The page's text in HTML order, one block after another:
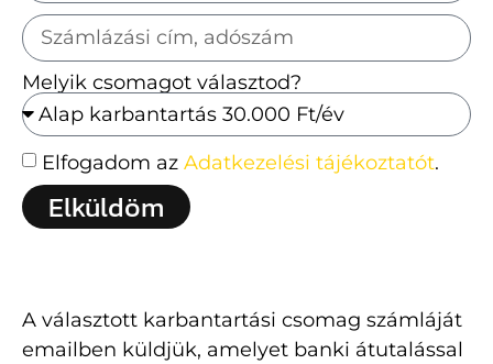
Melyik csomagot választod?
Elfogadom az Adatkezelési tájékoztatót.
Elküldöm
A választott karbantartási csomag számláját
emailben küldjük, amelyet banki átutalással